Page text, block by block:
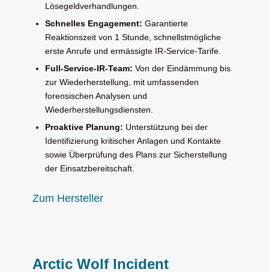
Lösegeldverhandlungen.
Schnelles Engagement: Garantierte
Reaktionszeit von 1 Stunde, schnellstmögliche
erste Anrufe und ermässigte IR-Service-Tarife.
Full-Service-IR-Team: Von der Eindämmung bis
zur Wiederherstellung, mit umfassenden
forensischen Analysen und
Wiederherstellungsdiensten.
Proaktive Planung: Unterstützung bei der
Identifizierung kritischer Anlagen und Kontakte
sowie Überprüfung des Plans zur Sicherstellung
der Einsatzbereitschaft.
Zum Hersteller
Arctic Wolf Incident